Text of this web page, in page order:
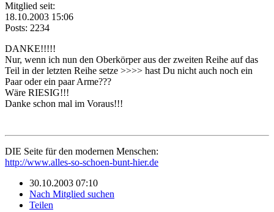
Mitglied seit:
18.10.2003 15:06
Posts: 2234
DANKE!!!!!
Nur, wenn ich nun den Oberkörper aus der zweiten Reihe auf das
Teil in der letzten Reihe setze >>>> hast Du nicht auch noch ein
Paar oder ein paar Arme???
Wäre RIESIG!!!
Danke schon mal im Voraus!!!
DIE Seite für den modernen Menschen:
http://www.alles-so-schoen-bunt-hier.de
30.10.2003 07:10
Nach Mitglied suchen
Teilen